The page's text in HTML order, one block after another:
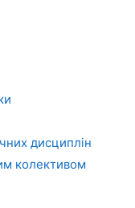
дисциплін
колективом